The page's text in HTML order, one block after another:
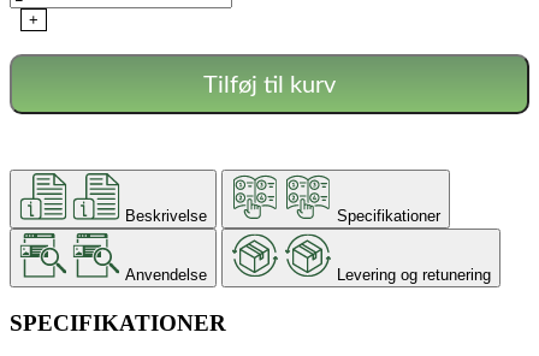
+
Tilføj til kurv
Beskrivelse Specifikationer
Anvendelse Levering og retunering
SPECIFIKATIONER